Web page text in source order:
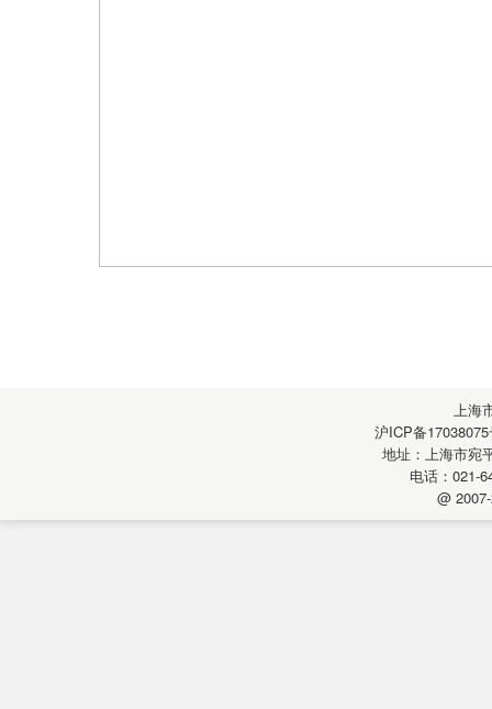
上海
沪ICP备
地址：上海市宛
电话：021-
@